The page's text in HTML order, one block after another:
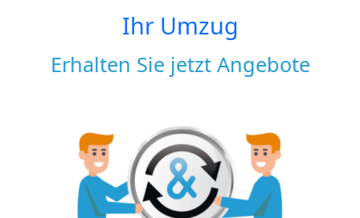
Ihr Umzug
Erhalten Sie jetzt Angebote